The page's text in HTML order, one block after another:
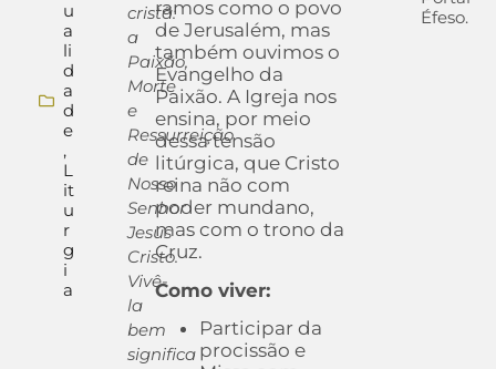
u
a
li
d
a
d
e
,
L
it
u
r
g
i
a
cristã:
a
Paixão,
Morte
e
Ressurreição
de
Nosso
Senhor
Jesus
Cristo.
Vivê-
la
bem
significa
ramos como o povo
de Jerusalém, mas
também ouvimos o
Evangelho da
Paixão. A Igreja nos
ensina, por meio
dessa tensão
litúrgica, que Cristo
reina não com
poder mundano,
mas com o trono da
Cruz.
Como viver:
Participar da
procissão e
Éfeso.